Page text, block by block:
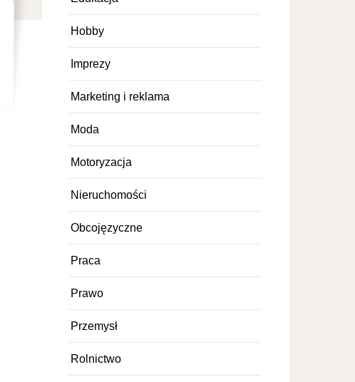
Hobby
Imprezy
Marketing i reklama
Moda
Motoryzacja
Nieruchomości
Obcojęzyczne
Praca
Prawo
Przemysł
Rolnictwo